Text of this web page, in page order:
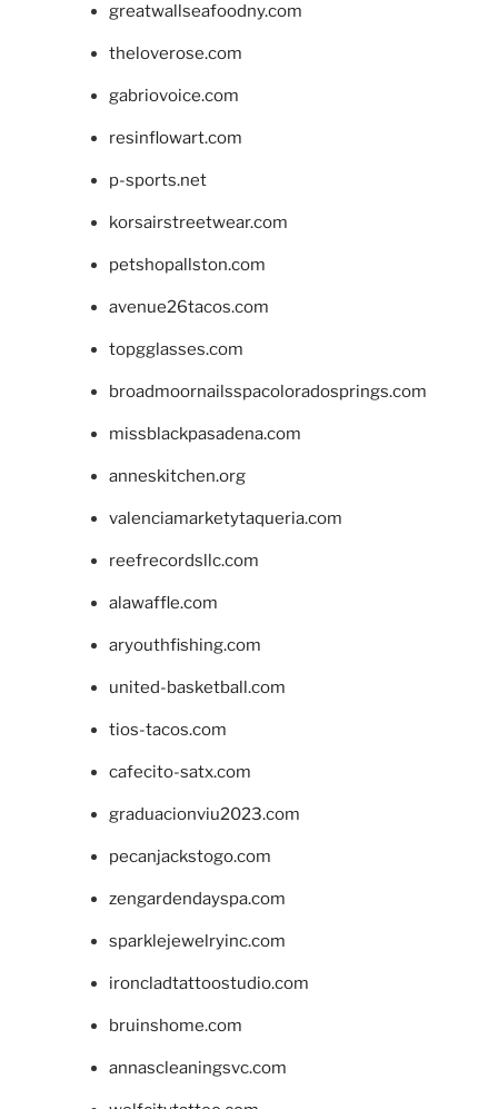
greatwallseafoodny.com
theloverose.com
gabriovoice.com
resinflowart.com
p-sports.net
korsairstreetwear.com
petshopallston.com
avenue26tacos.com
topgglasses.com
broadmoornailsspacoloradosprings.com
missblackpasadena.com
anneskitchen.org
valenciamarketytaqueria.com
reefrecordsllc.com
alawaffle.com
aryouthfishing.com
united-basketball.com
tios-tacos.com
cafecito-satx.com
graduacionviu2023.com
pecanjackstogo.com
zengardendayspa.com
sparklejewelryinc.com
ironcladtattoostudio.com
bruinshome.com
annascleaningsvc.com